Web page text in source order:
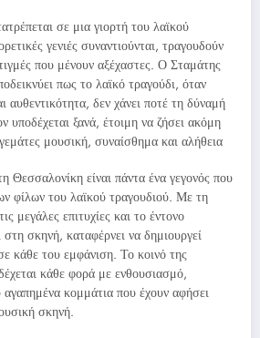
σε μια γιορτή του λαϊκού
γενιές συναντιούνται, τραγουδούν
που μένουν αξέχαστες. Ο Σταμάτης
πως το λαϊκό τραγούδι, όταν
αυθεντικότητα, δεν χάνει ποτέ τη δύναμή
ξανά, έτοιμη να ζήσει ακόμη
μουσική, συναίσθημα και αλήθεια
Θεσσαλονίκη είναι πάντα ένα γεγονός που
φίλων του λαϊκού τραγουδιού. Με τη
μεγάλες επιτυχίες και το έντονο
σκηνή, καταφέρνει να δημιουργεί
κάθε του εμφάνιση. Το κοινό της
κάθε φορά με ενθουσιασμό,
κομμάτια που έχουν αφήσει
σκηνή.